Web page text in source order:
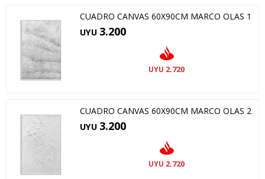
CUADRO CANVAS 60X90CM MARCO OLAS 1
UYU 3.200
UYU 2.720
CUADRO CANVAS 60X90CM MARCO OLAS 2
UYU 3.200
UYU 2.720